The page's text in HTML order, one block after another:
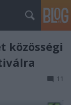
közösségi
11